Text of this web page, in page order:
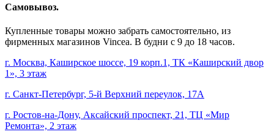
Самовывоз.
Купленные товары можно забрать самостоятельно, из
фирменных магазинов Vincea. В будни с 9 до 18 часов.
г. Москва, Каширское шоссе, 19 корп.1, ТК «Каширский двор
1», 3 этаж
г. Санкт-Петербург, 5-й Верхний переулок, 17А
г. Ростов-на-Дону, Аксайский проспект, 21, ТЦ «Мир
Ремонта», 2 этаж